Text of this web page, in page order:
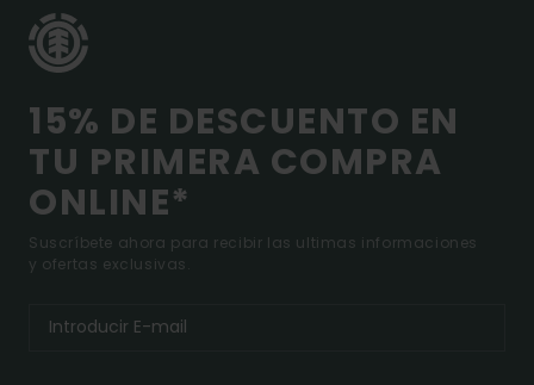
15% DE DESCUENTO EN
TU PRIMERA COMPRA
ONLINE*
Suscríbete ahora para recibir las ultimas informaciones
y ofertas exclusivas.